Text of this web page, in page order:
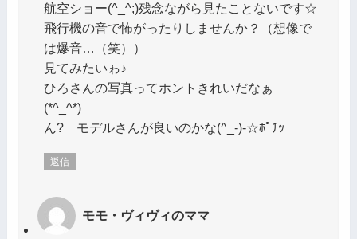
航空ショー(^_^;)残念ながら見たことないです☆
飛行機の音で怖がったりしませんか？（想像で
は爆音…（笑））
見てみたいゎ♪
ひろさんの写真ってホントきれいだなぁ
(*^_^*)
ん? モデルさんが良いのかな(^_-)-☆ﾎﾟﾁｯ
返信
モモ・ヴィヴィのママ